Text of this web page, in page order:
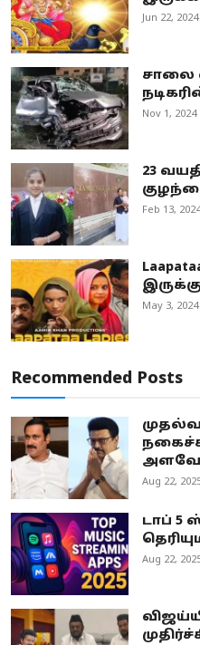
Jun 22, 2024
சாலை
Nov 1, 2024
23
Feb 13, 2024
May 3, 2024
Recommended Posts
அளவே
Aug 22,
டாப் 5
Aug 22,